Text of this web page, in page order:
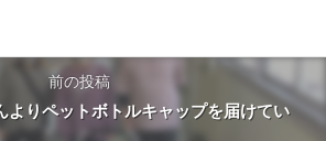
前の投稿
よりペットボトルキャップを届けてい